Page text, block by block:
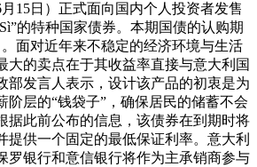
15日）正式面向国内个人投资者发售
的特种国家债券。本期国债的认购期
面对近年来不稳定的经济环境与生活
大的卖点在于其收益率直接与意大利国
部发言人表示，设计该产品的初衷是为
阶层的“钱袋子”，确保居民的储蓄不会
据此前公布的信息，该债券在到期时将
提供一个固定的最低保证利率。意大利
罗银行和意信银行将作为主承销商参与